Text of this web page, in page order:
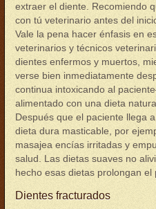
extraer el diente. Recomiendo
con tú veterinario antes del
Vale la pena hacer énfasis en
veterinarios y técnicos
dientes enfermos y muertos,
verse bien inmediatamente
continua intoxicando al
alimentado con una dieta
Después que el paciente llega
dieta dura masticable, por
masajea encías irritadas y
salud. Las dietas suaves no
hecho esas dietas prolongan el
Dientes fracturados